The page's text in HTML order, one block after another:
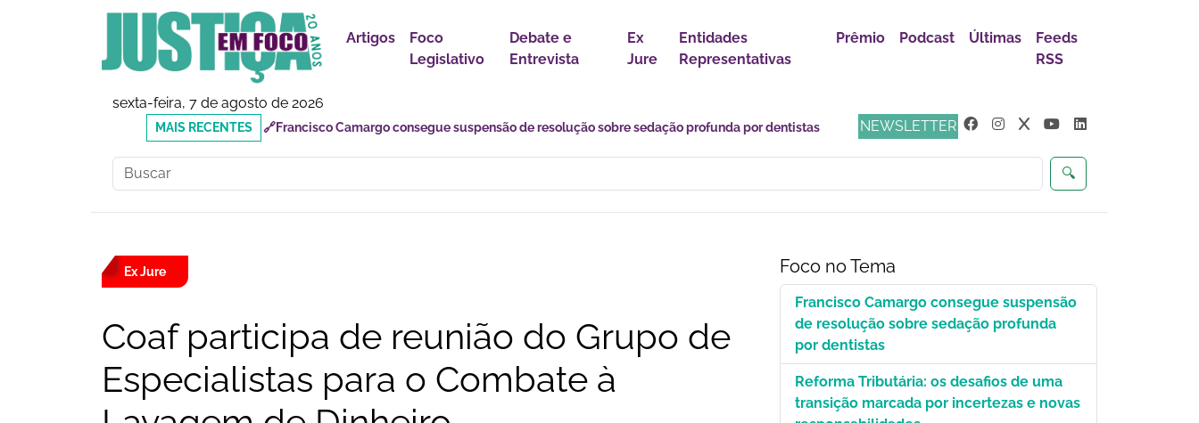
Artigos
Foco
Legislativo
Debate e
Entrevista
Ex
Jure
Entidades
Representativas
Prêmio Podcast Últimas
Feeds
RSS
sexta-feira, 7 de agosto de 2026
NEWSLETTER
🔍
MAIS
RECENTES
🔗Reforma Tributária: os desafios de uma transição marcada por incertezas e novas
responsabilidades
Ex Jure
Coaf participa de reunião do Grupo de
Especialistas para o Combate à
Foco no Tema
Francisco Camargo consegue suspensão
de resolução sobre sedação profunda
por dentistas
Reforma Tributária: os desafios de uma
transição marcada por incertezas e novas